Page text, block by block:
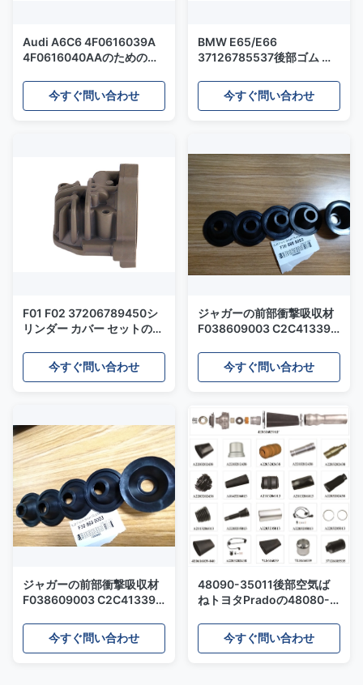
Audi A6C6 4F0616039A
4F0616040AAのための黒
トの電線
今すぐ問い合わせ
BMW E65/E66
37126785537後部ゴム リ
衝撃の修理用キット
今すぐ問い合わせ
F01 F02 37206789450シ
リンダー カバー セットのた
理用キット
今すぐ問い合わせ
ジャガーの前部衝撃吸収材
F038609003 C2C41339
ゴム製空気懸濁液の修理用
キット
今すぐ問い合わせ
ジャガーの前部衝撃吸収材
F038609003 C2C41339
濁液の修理用キットの小さ
いゴム
今すぐ問い合わせ
48090-35011後部空気ば
ねトヨタPradoの48080-
今すぐ問い合わせ